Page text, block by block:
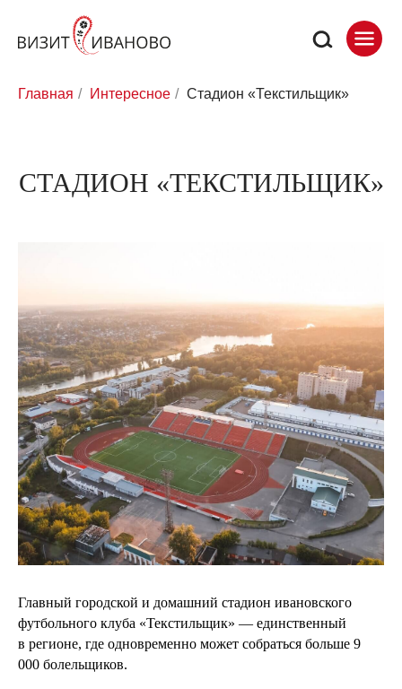
Главная / Интересное / Стадион «Текстильщик»
СТАДИОН «ТЕКСТИЛЬЩИК»
Главный городской и домашний стадион ивановского
футбольного клуба «Текстильщик» — единственный
в регионе, где одновременно может собраться больше 9
000 болельщиков.